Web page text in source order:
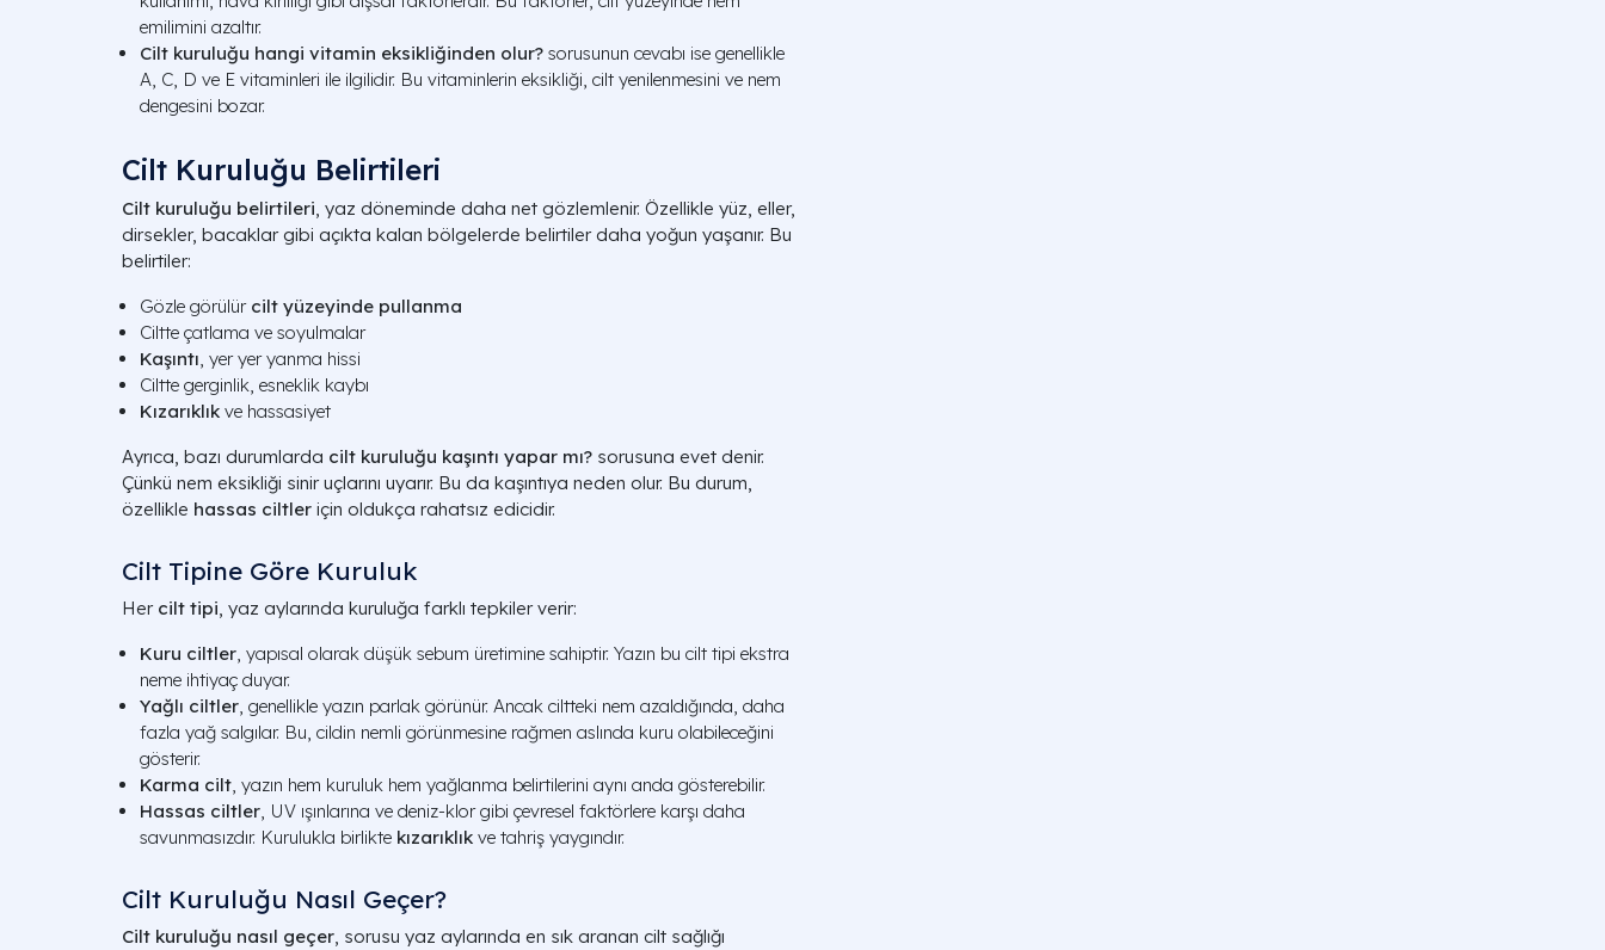
emilimini azaltır.
Cilt kuruluğu hangi vitamin eksikliğinden olur? sorusunun cevabı ise genellikle
A, C, D ve E vitaminleri ile ilgilidir. Bu vitaminlerin eksikliği, cilt yenilenmesini ve nem
dengesini bozar.
Cilt Kuruluğu Belirtileri
Cilt kuruluğu belirtileri, yaz döneminde daha net gözlemlenir. Özellikle yüz, eller,
dirsekler, bacaklar gibi açıkta kalan bölgelerde belirtiler daha yoğun yaşanır. Bu
belirtiler:
Gözle görülür cilt yüzeyinde pullanma
Ciltte çatlama ve soyulmalar
Kaşıntı, yer yer yanma hissi
Ciltte gerginlik, esneklik kaybı
Kızarıklık ve hassasiyet
Ayrıca, bazı durumlarda cilt kuruluğu kaşıntı yapar mı? sorusuna evet denir.
Çünkü nem eksikliği sinir uçlarını uyarır. Bu da kaşıntıya neden olur. Bu durum,
özellikle hassas ciltler için oldukça rahatsız edicidir.
Cilt Tipine Göre Kuruluk
Her cilt tipi, yaz aylarında kuruluğa farklı tepkiler verir:
Kuru ciltler, yapısal olarak düşük sebum üretimine sahiptir. Yazın bu cilt tipi ekstra
neme ihtiyaç duyar.
Yağlı ciltler, genellikle yazın parlak görünür. Ancak ciltteki nem azaldığında, daha
fazla yağ salgılar. Bu, cildin nemli görünmesine rağmen aslında kuru olabileceğini
gösterir.
Karma cilt, yazın hem kuruluk hem yağlanma belirtilerini aynı anda gösterebilir.
Hassas ciltler, UV ışınlarına ve deniz-klor gibi çevresel faktörlere karşı daha
savunmasızdır. Kurulukla birlikte kızarıklık ve tahriş yaygındır.
Cilt Kuruluğu Nasıl Geçer?
Cilt kuruluğu nasıl geçer, sorusu yaz aylarında en sık aranan cilt sağlığı